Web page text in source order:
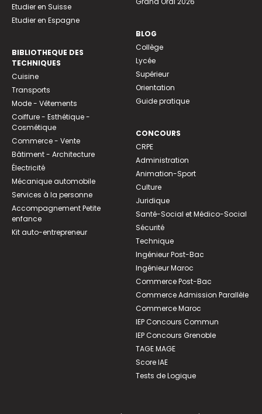
Etudier en Suisse
Etudier en Espagne
BIBLIOTHEQUE DES
TECHNIQUES
Cuisine
Transports
Mode - Vêtements
Coiffure - Esthétique -
Cosmétique
Commerce - Vente
Bâtiment - Architecture
Électricité
Mécanique automobile
Services à la personne
Accompagnement Petite
enfance
Kit auto-entrepreneur
BLOG
Collège
Lycée
Supérieur
Orientation
Guide pratique
CONCOURS
CRPE
Administration
Animation-Sport
Culture
Juridique
Santé-Social et Médico-Social
Sécurité
Technique
Ingénieur Post-Bac
Ingénieur Maroc
Commerce Post-Bac
Commerce Admission Parallèle
Commerce Maroc
IEP Concours Commun
IEP Concours Grenoble
TAGE MAGE
Score IAE
Tests de Logique